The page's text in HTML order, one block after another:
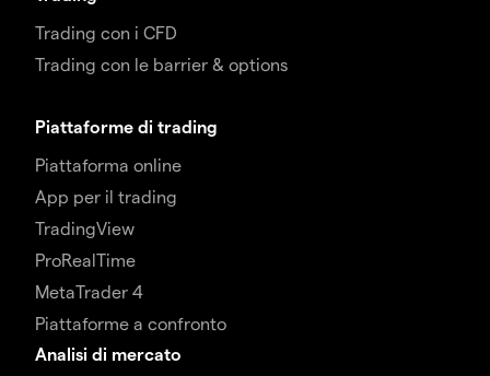
Trading con i CFD
Trading con le barrier & options
Piattaforme di trading
Piattaforma online
App per il trading
TradingView
ProRealTime
MetaTrader 4
Piattaforme a confronto
Analisi di mercato